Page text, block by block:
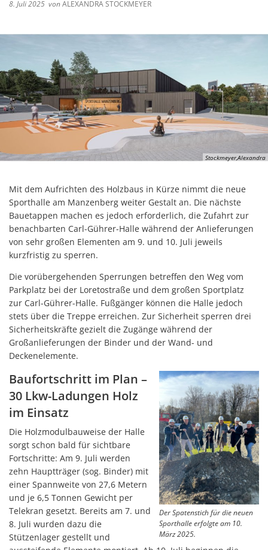
8. Juli 2025 vonALEXANDRA STOCKMEYER
Stockmeyer,Alexandra
Mit dem Aufrichten des Holzbaus in Kürze nimmt die neue
Sporthalle am Manzenberg weiter Gestalt an. Die nächste
Bauetappen machen es jedoch erforderlich, die Zufahrt zur
benachbarten Carl-Gührer-Halle während der Anlieferungen
von sehr großen Elementen am 9. und 10. Juli jeweils
kurzfristig zu sperren.
Die vorübergehenden Sperrungen betreffen den Weg vom
Parkplatz bei der Loretostraße und dem großen Sportplatz
zur Carl-Gührer-Halle. Fußgänger können die Halle jedoch
stets über die Treppe erreichen. Zur Sicherheit sperren drei
Sicherheitskräfte gezielt die Zugänge während der
Großanlieferungen der Binder und der Wand- und
Deckenelemente.
Der Spatenstich für die neuen
Sporthalle erfolgte am 10.
März 2025.
Baufortschritt im Plan –
30 Lkw-Ladungen Holz
im Einsatz
Die Holzmodulbauweise der Halle
sorgt schon bald für sichtbare
Fortschritte: Am 9. Juli werden
zehn Hauptträger (sog. Binder) mit
einer Spannweite von 27,6 Metern
und je 6,5 Tonnen Gewicht per
Telekran gesetzt. Bereits am 7. und
8. Juli wurden dazu die
Stützenlager gestellt und